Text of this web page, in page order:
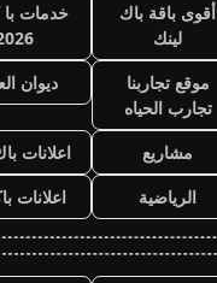
أقوى باقة باك
لينك
خدمات با
موقع تجاربنا
تجارب الحياه
ديوان
مشاريع
اعلانات
الرياضية
اعلانات